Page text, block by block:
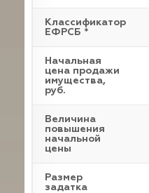
Классификатор
ЕФРСБ *
Начальная
цена продажи
имущества,
руб.
Величина
повышения
начальной
цены
Размер
задатка